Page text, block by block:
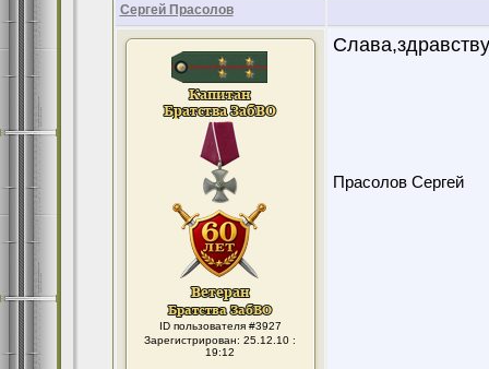
Сергей Прасолов
ID пользователя #3927
Зарегистрирован: 25.12.10 :
19:12
Прасолов Сергей